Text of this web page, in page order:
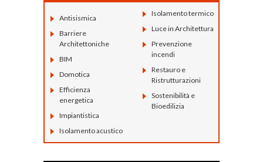
Antisismica
Barriere
Architettoniche
BIM
Domotica
Efficienza
energetica
Impiantistica
Isolamento acustico
Isolamento termico
Luce in Architettura
Prevenzione
incendi
Restauro e
Ristrutturazioni
Sostenibilità e
Bioedilizia